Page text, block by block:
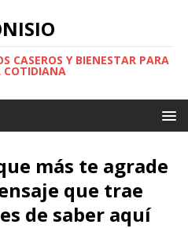
CASEROS Y BIENESTAR PARA
COTIDIANA
más te agrade
que trae
de saber aquí